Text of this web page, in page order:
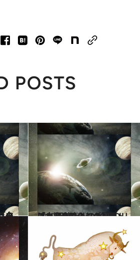
POSTS
2020.8.30
【まとめてよむグレートコンジャンクション】「水瓶座時代」の幕開け！ 新時代へのTO DOリスト
ライフスタイル